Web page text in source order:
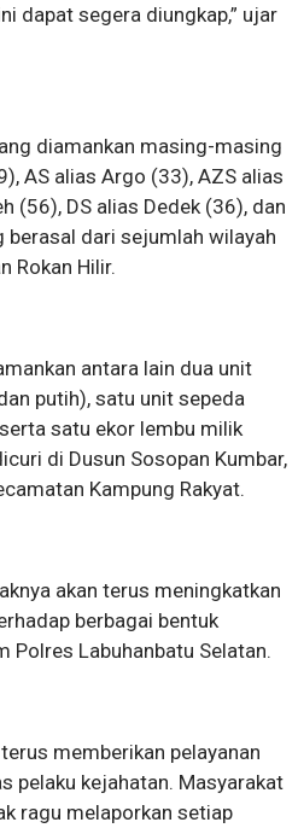
dapat segera diungkap,” ujar
diamankan masing-masing
AS alias Argo (33), AZS alias
(56), DS alias Dedek (36), dan
berasal dari sejumlah wilayah
Rokan Hilir.
antara lain dua unit
putih), satu unit sepeda
satu ekor lembu milik
di Dusun Sosopan Kumbar,
Kampung Rakyat.
akan terus meningkatkan
berbagai bentuk
Polres Labuhanbatu Selatan.
memberikan pelayanan
pelaku kejahatan. Masyarakat
ragu melaporkan setiap